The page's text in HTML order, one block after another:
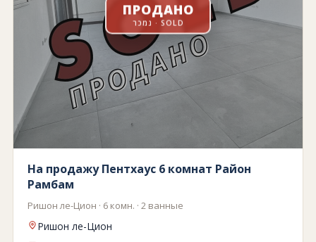
ПРОДАНО
נמכר · SOLD
На продажу Пентхаус 6 комнат Район
Рамбам
Ришон ле-Цион · 6 комн. · 2 ванные
Ришон ле-Цион